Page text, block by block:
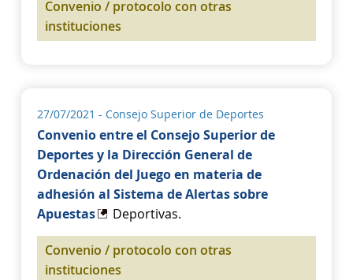
Convenio / protocolo con otras
instituciones
27/07/2021 - Consejo Superior de Deportes
Convenio entre el Consejo Superior de
Deportes y la Dirección General de
Ordenación del Juego en materia de
adhesión al Sistema de Alertas sobre
Apuestas
Deportivas.
Convenio / protocolo con otras
instituciones